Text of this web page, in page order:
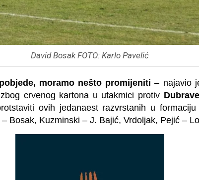
David Bosak FOTO: Karlo Pavelić
moramo nešto promijeniti – najavio
crvenog kartona u utakmici protiv
ovih jedanaest razvrstanih u
Bosak, Kuzminski – J. Bajić, Vrdoljak, Pejić –